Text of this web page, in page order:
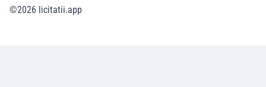
©2026 licitatii.app